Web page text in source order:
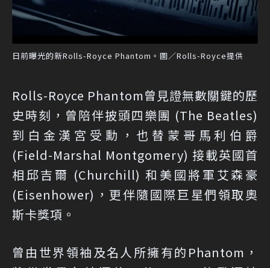
日前曝光的新Rolls-Royce Phantom。圖／Rolls-Royce提供
Rolls-Royce Phantom曾見證無數關鍵的歷
史時刻，曾陪伴披頭四樂團 (The Beatles)
到白金漢宮受勳，也替蒙哥馬利伯爵
(Field-Marshal Montgomery) 接載英國首
相邱吉爾 (Churchill) 和美國將軍艾森豪
(Eisenhower)，更伴隨國際巨星們領取奧
斯卡獎項。
曾由世界領袖及名人所擁有的Phantom，